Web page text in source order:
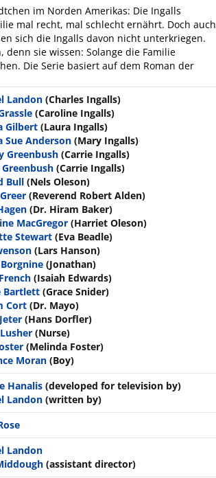
im Norden Amerikas: Die Ingalls
mal recht, mal schlecht ernährt. Doch auch
sich die Ingalls davon nicht unterkriegen.
sie wissen: Solange die Familie
Die Serie basiert auf dem Roman der
Landon (Charles Ingalls)
(Caroline Ingalls)
Gilbert (Laura Ingalls)
Sue Anderson (Mary Ingalls)
Greenbush (Carrie Ingalls)
(Carrie Ingalls)
Bull (Nels Oleson)
(Reverend Robert Alden)
(Dr. Hiram Baker)
MacGregor (Harriet Oleson)
Stewart (Eva Beadle)
(Lars Hanson)
(Jonathan)
(Isaiah Edwards)
Bartlett (Grace Snider)
Cort (Dr. Mayo)
(Hans Dorfler)
(Nurse)
(Melinda Foster)
Moran (Boy)
Hanalis (developed for television by)
Landon (written by)
Landon
(assistant director)